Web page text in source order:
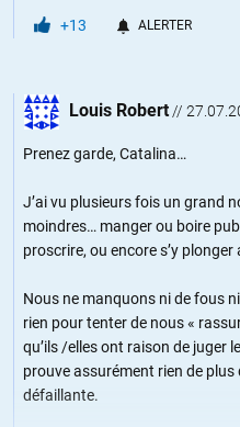
+13 ALERTER
Louis Robert //
Prenez garde, Catalina…
J’ai vu plusieurs fois un grand
moindres… manger ou boire
proscrire, ou encore s’y
Nous ne manquons ni de fous
rien pour tenter de nous «
qu’ils /elles ont raison de juger
prouve assurément rien de plus
défaillante.